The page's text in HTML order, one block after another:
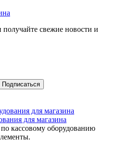
свежие новости и
для магазина
кассовому оборудованию